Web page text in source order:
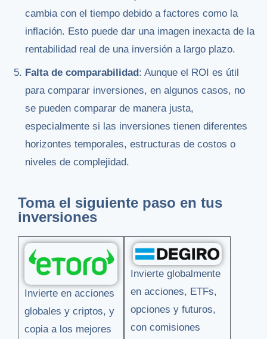
cambia con el tiempo debido a factores como la
inflación. Esto puede dar una imagen inexacta de la
rentabilidad real de una inversión a largo plazo.
Falta de comparabilidad: Aunque el ROI es útil
para comparar inversiones, en algunos casos, no
se pueden comparar de manera justa,
especialmente si las inversiones tienen diferentes
horizontes temporales, estructuras de costos o
niveles de complejidad.
Toma el siguiente paso en tus
inversiones
Invierte en acciones
globales y criptos, y
copia a los mejores
Invierte globalmente
en acciones, ETFs,
opciones y futuros,
con comisiones